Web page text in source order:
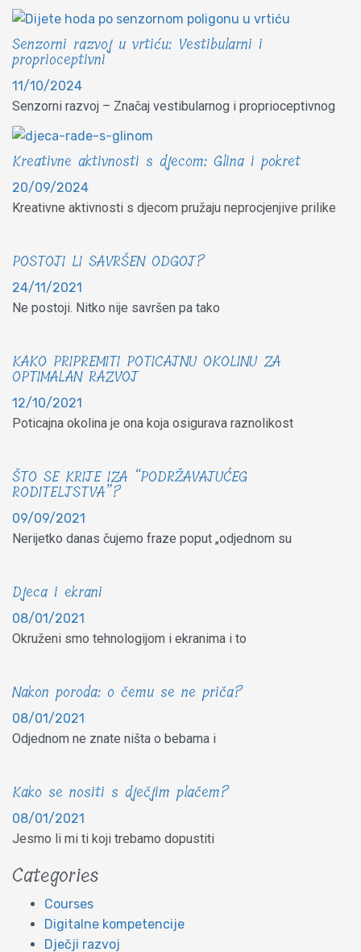
Senzorni razvoj u vrtiću: Vestibularni i
proprioceptivni
11/10/2024
Senzorni razvoj – Značaj vestibularnog i proprioceptivnog
Kreativne aktivnosti s djecom: Glina i pokret
20/09/2024
Kreativne aktivnosti s djecom pružaju neprocjenjive prilike
POSTOJI LI SAVRŠEN ODGOJ?
24/11/2021
Ne postoji. Nitko nije savršen pa tako
KAKO PRIPREMITI POTICAJNU OKOLINU ZA
OPTIMALAN RAZVOJ
12/10/2021
Poticajna okolina je ona koja osigurava raznolikost
ŠTO SE KRIJE IZA “PODRŽAVAJUĆEG
RODITELJSTVA”?
09/09/2021
Nerijetko danas čujemo fraze poput „odjednom su
Djeca i ekrani
08/01/2021
Okruženi smo tehnologijom i ekranima i to
Nakon poroda: o čemu se ne priča?
08/01/2021
Odjednom ne znate ništa o bebama i
Kako se nositi s dječjim plačem?
08/01/2021
Jesmo li mi ti koji trebamo dopustiti
Categories
Courses
Digitalne kompetencije
Dječji razvoj